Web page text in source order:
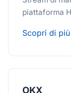
piattaforma
Scopri di
OKX